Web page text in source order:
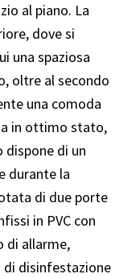
al piano. La
dove si
una spaziosa
oltre al secondo
una comoda
in ottimo stato,
dispone di un
durante la
di due porte
in PVC con
di allarme,
disinfestazione